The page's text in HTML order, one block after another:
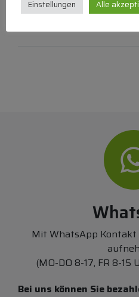
Mit WhatsApp Kontakt
(MO-DO 8-17, FR 8-15
Bei uns können Sie
Einstellungen Alle